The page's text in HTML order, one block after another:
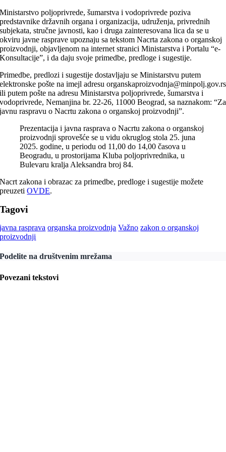
Ministarstvo poljoprivrede, šumarstva i vodoprivrede poziva
predstavnike državnih organa i organizacija, udruženja, privrednih
subjekata, stručne javnosti, kao i druga zainteresovana lica da se u
okviru javne rasprave upoznaju sa tekstom Nacrta zakona o organskoj
proizvodnji, objavljenom na internet stranici Ministarstva i Portalu “e-
Konsultacije”, i da daju svoje primedbe, predloge i sugestije.
Primedbe, predlozi i sugestije dostavljaju se Ministarstvu putem
elektronske pošte na imejl adresu organskaproizvodnja@minpolj.gov.rs
ili putem pošte na adresu Ministarstva poljoprivrede, šumarstva i
vodoprivrede, Nemanjina br. 22-26, 11000 Beograd, sa naznakom: “Za
javnu raspravu o Nacrtu zakona o organskoj proizvodnji”.
Prezentacija i javna rasprava o Nacrtu zakona o organskoj
proizvodnji sprovešće se u vidu okruglog stola 25. juna
2025. godine, u periodu od 11,00 do 14,00 časova u
Beogradu, u prostorijama Kluba poljoprivrednika, u
Bulevaru kralja Aleksandra broj 84.
Nacrt zakona i obrazac za primedbe, predloge i sugestije možete
preuzetiOVDE.
Tagovi
javna rasprava organska proizvodnja Važno zakon o organskoj
proizvodnji
Podelite na društvenim mrežama
Povezani tekstovi